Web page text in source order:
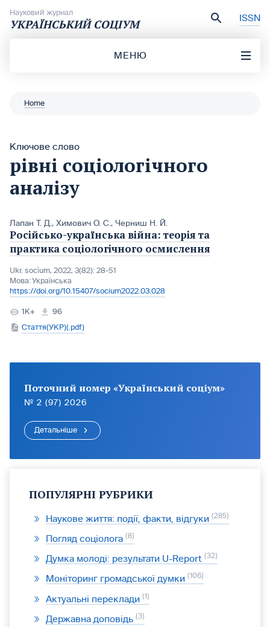
Науковий журнал
УКРАЇНСЬКИЙ СОЦІУМ ISSN
МЕНЮ
Home
Ключове слово
рівні соціологічного
аналізу
Лапан Т. Д., Химович О. С., Черниш Н. Й.
Російсько-українська війна: теорія та
практика соціологічного осмислення
Ukr. socìum, 2022, 3(82): 28-51
Мова:Українська
https://doi.org/10.15407/socium2022.03.028
1K+
96
Стаття(УКР)(.pdf)
Поточний номер «Український соціум»
№ 2 (97) 2026
Детальніше
ПОПУЛЯРНІ РУБРИКИ
Наукове життя: події, факти, відгуки 285
Погляд соціолога 8
Думка молоді: результати U-Report 32
Моніторинг громадської думки 106
Актуальні переклади 1
Державна доповідь 3